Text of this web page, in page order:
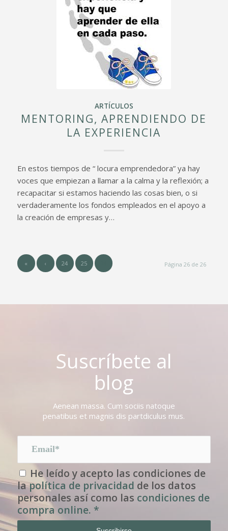
ARTÍCULOS
MENTORING, APRENDIENDO DE
LA EXPERIENCIA
En estos tiempos de “ locura emprendedora” ya hay
voces que empiezan a llamar a la calma y la reflexión; a
recapacitar si estamos haciendo las cosas bien, o si
verdaderamente los fondos empleados en el apoyo a
la creación de empresas y…
Página 26 de 26
« ‹ 24 25
Suscríbete al
blog
Aenean massa. Cum sociis natoque
penatibus et magnis dis partdiculus mus.
He leído y acepto las condiciones de
lapolítica de privacidad de los datos
personales así como las condiciones de
compra online. *